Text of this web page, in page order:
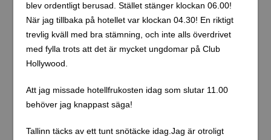
blev ordentligt berusad. Stället stänger klockan 06.00!
När jag tillbaka på hotellet var klockan 04.30! En riktigt
trevlig kväll med bra stämning, och inte alls överdrivet
med fylla trots att det är mycket ungdomar på Club
Hollywood.
Att jag missade hotellfrukosten idag som slutar 11.00
behöver jag knappast säga!
Tallinn täcks av ett tunt snötäcke idag.Jag är otroligt